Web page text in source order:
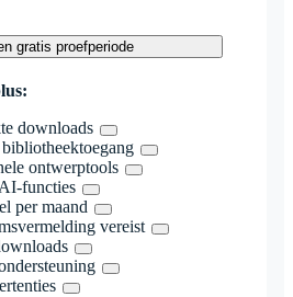
gratis proefperiode
downloads
ontwerptools
functies
per maand
vereist